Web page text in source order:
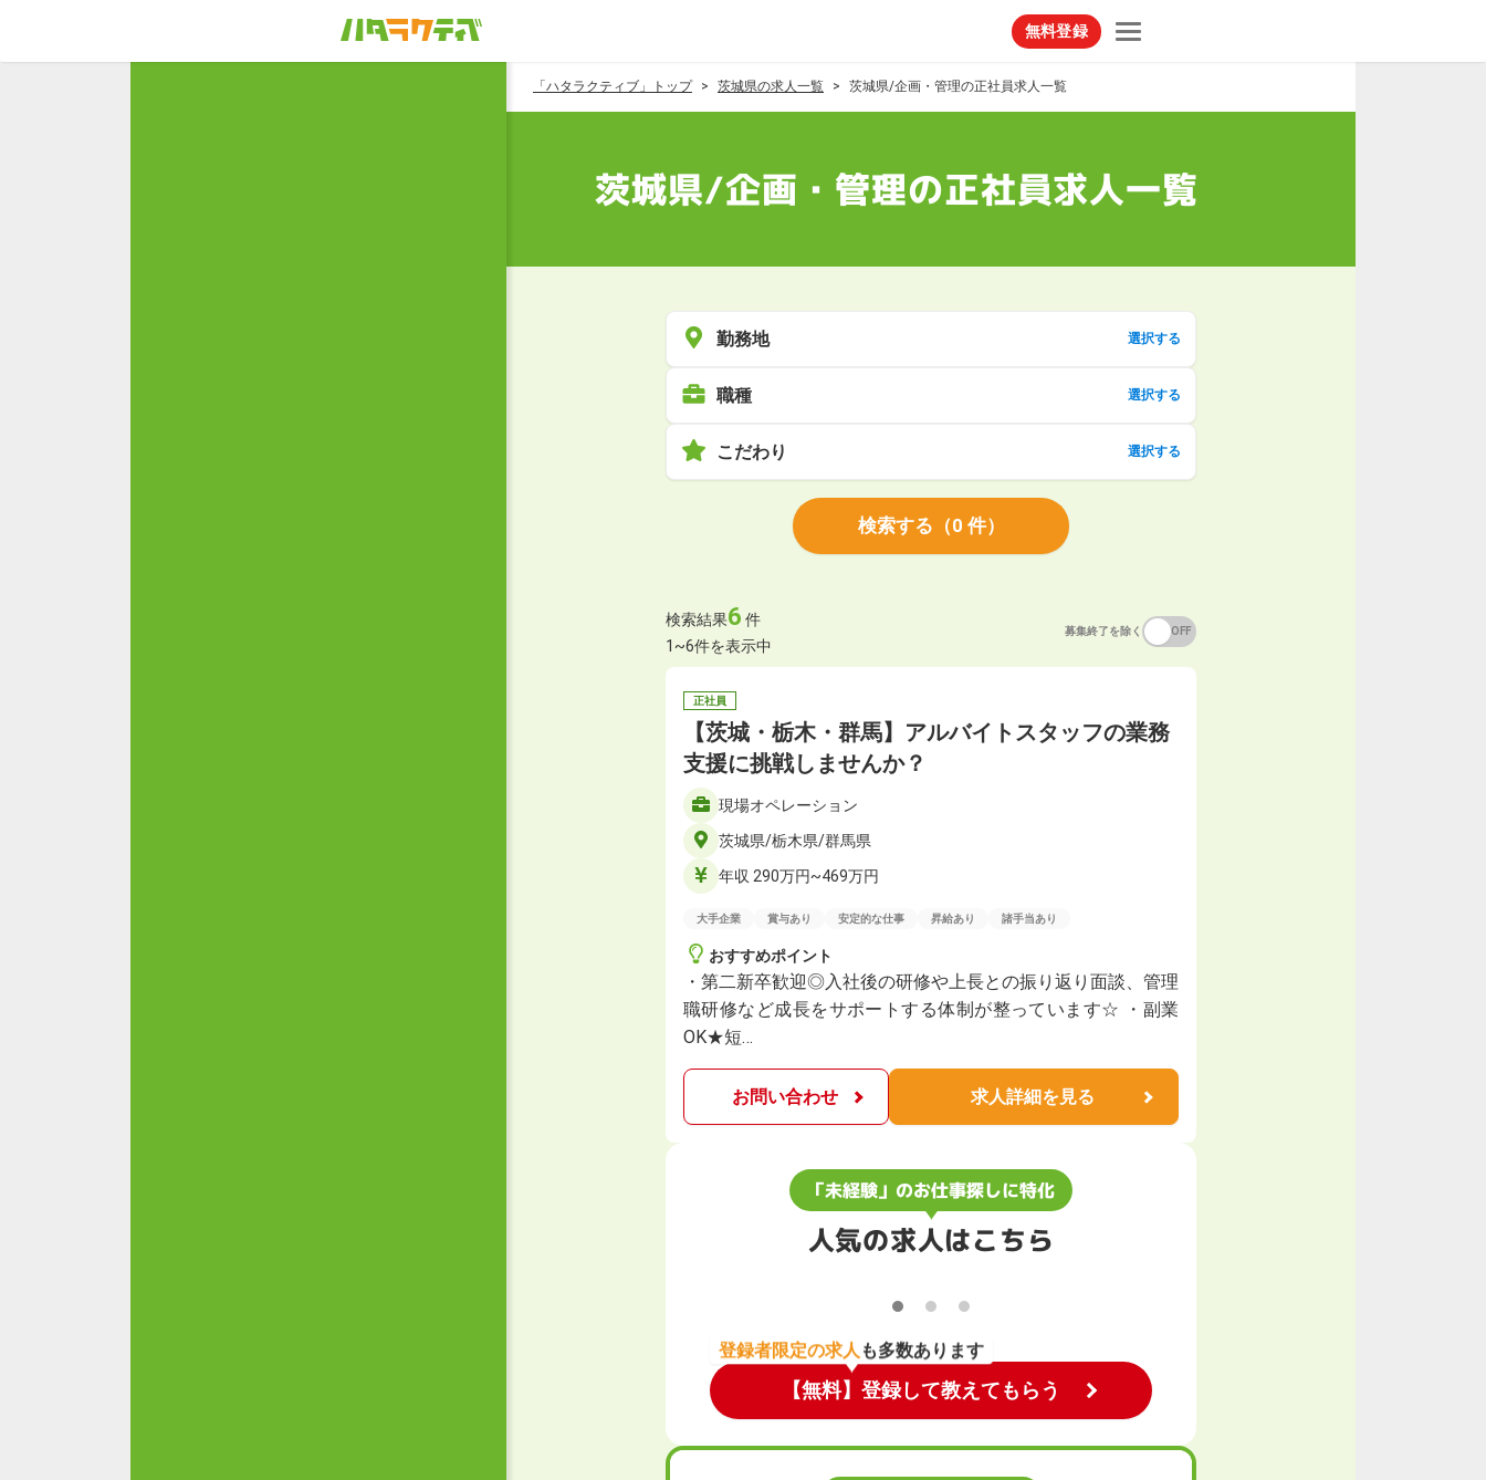
無料登録
「ハタラクティブ」トップ 茨城県の求人一覧 茨城県/企画・管理の正社員求人一覧
茨城県/企画・管理の正社員求人一覧
勤務地 選択する
職種 選択する
こだわり 選択する
検索する （0 件）
検索結果6 件
1~6件を表示中
募集終了を除く OFF
正社員
【茨城・栃木・群馬】アルバイトスタッフの業務
支援に挑戦しませんか？
現場オペレーション
茨城県/栃木県/群馬県
年収 290万円~469万円
大手企業 賞与あり 安定的な仕事 昇給あり 諸手当あり
おすすめポイント
・第二新卒歓迎◎入社後の研修や上長との振り返り面談、管理
職研修など成長をサポートする体制が整っています☆ ・副業
OK★短…
お問い合わせ 求人詳細を見る
「未経験」のお仕事探しに特化
人気の求人はこちら
登録者限定の求人も多数あります
【無料】登録して教えてもらう